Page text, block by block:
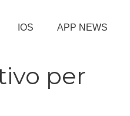
IOS APP NEWS
per